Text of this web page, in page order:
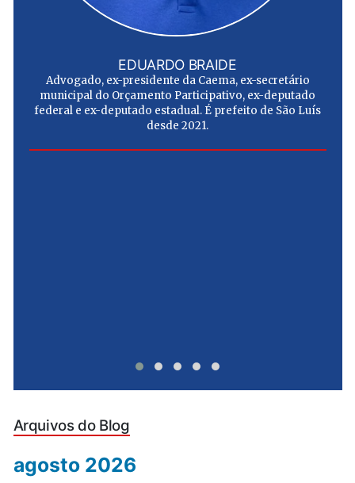
EDUARDO BRAIDE
Advogado, ex-presidente da Caema, ex-secretário
municipal do Orçamento Participativo, ex-deputado
federal e ex-deputado estadual. É prefeito de São Luís
desde 2021.
Arquivos do Blog
agosto 2026